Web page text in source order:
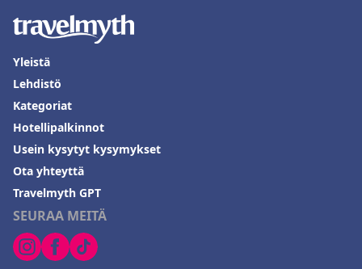
SEURAA MEITÄ
Yleistä
Lehdistö
Kategoriat
Hotellipalkinnot
Usein kysytyt kysymykset
Ota yhteyttä
Travelmyth GPT